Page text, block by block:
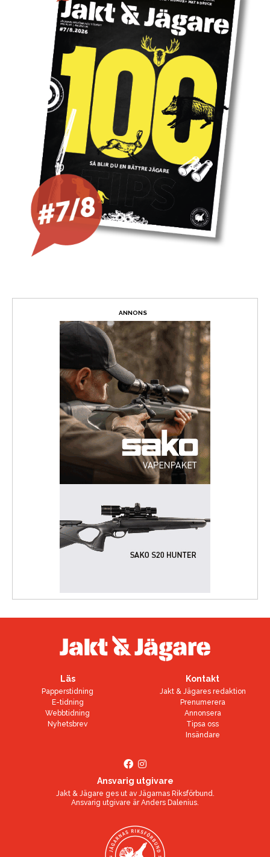
ANNONS
Läs
Papperstidning
E-tidning
Webbtidning
Nyhetsbrev
Kontakt
Jakt & Jägares redaktion
Prenumerera
Annonsera
Tipsa oss
Insändare
Ansvarig utgivare
Jakt & Jägare ges ut av Jägarnas Riksförbund.
Ansvarig utgivare ärAnders Dalenius.